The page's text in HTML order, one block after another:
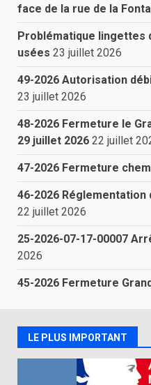
face de la rue de la
Problématique lingettes
usées 23 juillet 2026
49-2026 Autorisation
23 juillet 2026
48-2026 Fermeture le
29 juillet 2026 22 juillet
47-2026 Fermeture
46-2026
22 juillet 2026
25-2026-07-17-00007
2026
45-2026 Fermeture
LE PLUS IMPORTANT